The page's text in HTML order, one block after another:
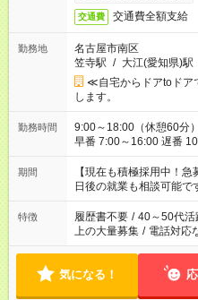
交通費 交通費全額支給
勤務地
名古屋市南区
笠寺駅 / 大江(愛知県)駅
≪自宅からドアtoドア
します。
勤務時間
9:00～18:00（休憩60分） ■ご希望があれば下記シフトもOK！
早番 7:00～16:00 遅番 10:00～19:00 「家
い」 「余裕を持って夕
たくない」 など、ご希望を教
の方へ 今ご覧のお仕事
の勤務時間。 合計で週
期間
【現在も積極採用中！
日後の就業も相談可能で
特徴 履歴書不要 / 40～50代活
上の大量募集 / 電話対応
気になる！